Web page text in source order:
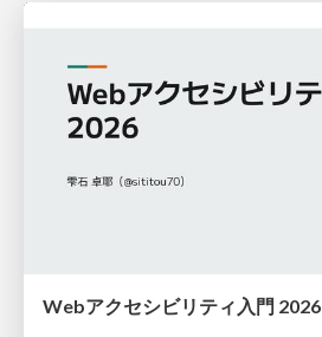
Webアクセシビリティ入門 2026